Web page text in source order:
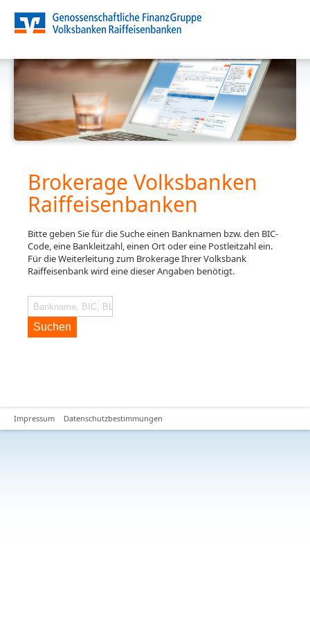
Brokerage Volksbanken
Raiffeisenbanken
Bitte geben Sie für die Suche einen Banknamen bzw. den BIC-
Code, eine Bankleitzahl, einen Ort oder eine Postleitzahl ein.
Für die Weiterleitung zum Brokerage Ihrer Volksbank
Raiffeisenbank wird eine dieser Angaben benötigt.
Suchen
Impressum Datenschutzbestimmungen